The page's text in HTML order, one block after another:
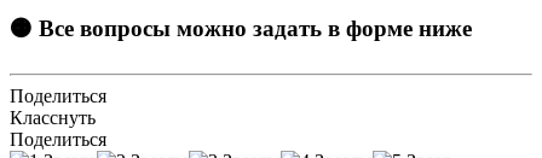
🟠 Все вопросы можно задать в форме ниже
Поделиться
Класснуть
Поделиться